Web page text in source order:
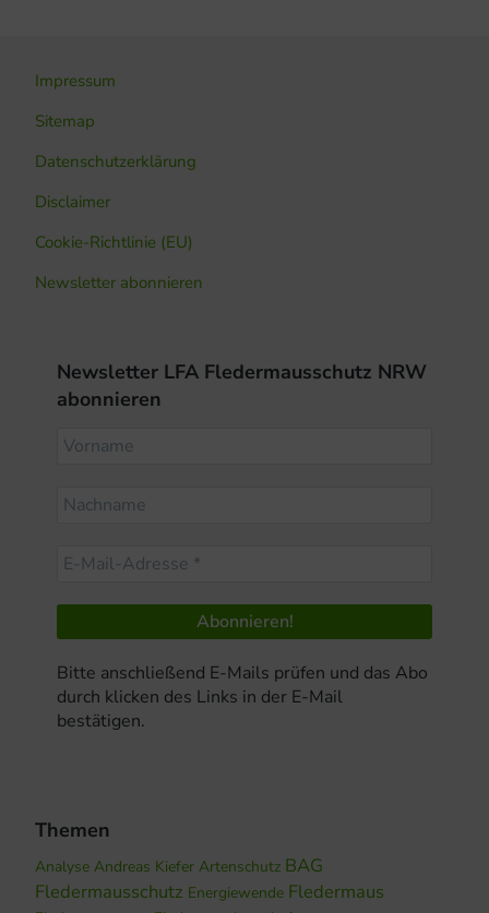
Impressum
Sitemap
Datenschutzerklärung
Disclaimer
Cookie-Richtlinie (EU)
Newsletter abonnieren
Newsletter LFA Fledermausschutz NRW
abonnieren
Bitte anschließend E-Mails prüfen und das Abo
durch klicken des Links in der E-Mail
bestätigen.
Themen
Analyse Andreas Kiefer Artenschutz BAG
Fledermausschutz Energiewende Fledermaus